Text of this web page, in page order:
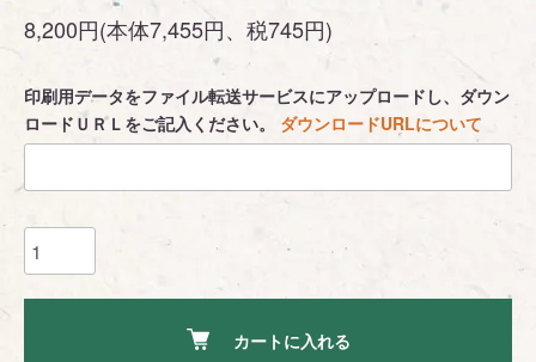
8,200円(本体7,455円、税745円)
印刷用データをファイル転送サービスにアップロードし、ダウン
ロードＵＲＬをご記入ください。 ダウンロードURLについて
カートに入れる